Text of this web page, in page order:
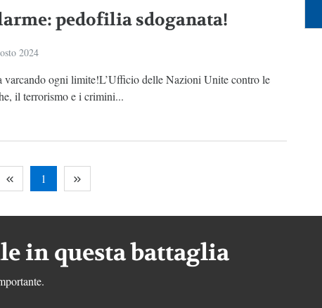
pedofilia sdoganata!
2024
varcando ogni limite!L’Ufficio delle Nazioni Unite contro le
il terrorismo e i crimini...
1
in questa battaglia